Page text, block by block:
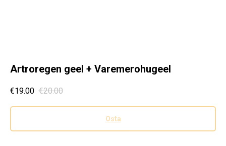
Artroregen geel + Varemerohugeel
€19.00 €20.00
Osta